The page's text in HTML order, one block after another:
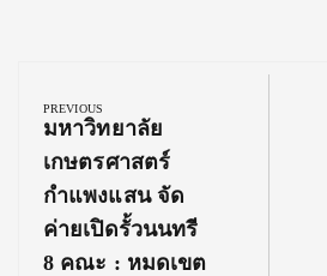
navigation
PREVIOUS
Previous
Post:
มหาวิทยาลัย
เกษตรศาสตร์
กำแพงแสน จัด
ค่ายเปิดรั้วนนทรี
8 คณะ : หมดเขต